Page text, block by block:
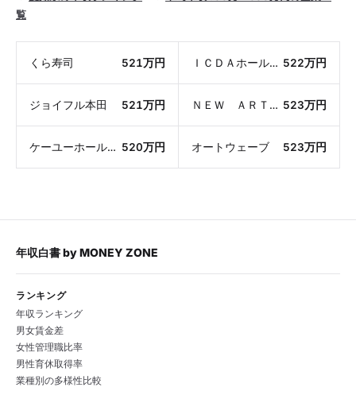
覧
くら寿司 521万円 ＩＣＤＡホールディングス 522万円
ジョイフル本田 521万円 ＮＥＷ ＡＲＴ ＨＯＬＤＩＮＧＳ 523万円
ケーユーホールディングス 520万円 オートウェーブ 523万円
年収白書byMONEY ZONE
ランキング
年収ランキング
男女賃金差
女性管理職比率
男性育休取得率
業種別の多様性比較